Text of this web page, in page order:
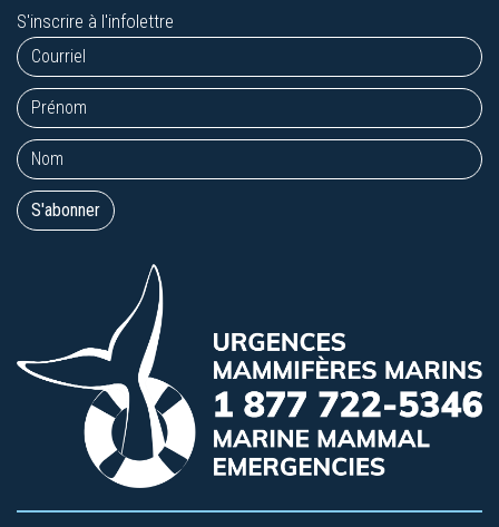
S'inscrire à l'infolettre